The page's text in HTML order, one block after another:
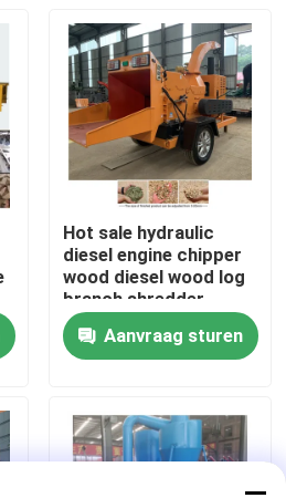
Hot sale hydraulic
diesel engine chipper
wood diesel wood log
branch shredder
machine
Aanvraag sturen